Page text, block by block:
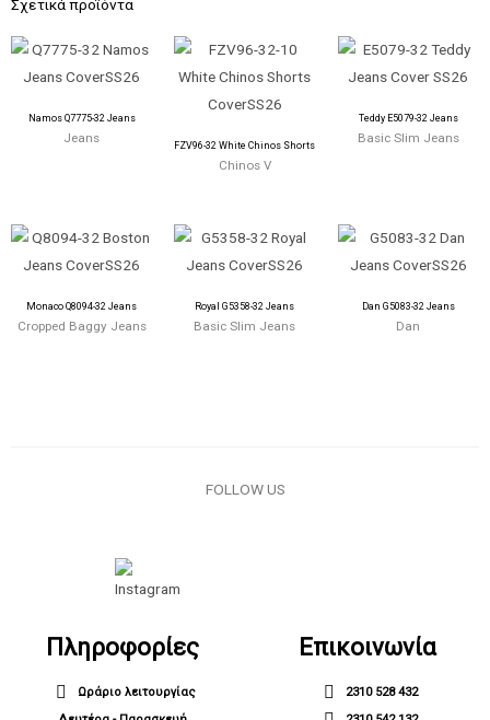
Σχετικά προϊόντα
Namos Q7775-32 Jeans
Jeans FZV96-32 White Chinos Shorts
Chinos V
Teddy E5079-32 Jeans
Basic Slim Jeans
Monaco Q8094-32 Jeans
Cropped Baggy Jeans
Royal G5358-32 Jeans
Basic Slim Jeans
Dan G5083-32 Jeans
Dan
FOLLOW US
Πληροφορίες
Ωράριο λειτουργίας
Επικοινωνία
2310 528 432